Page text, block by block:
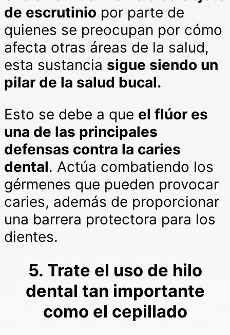
de escrutinio por parte de
quienes se preocupan por cómo
afecta otras áreas de la salud,
esta sustancia sigue siendo un
pilar de la salud bucal.
Esto se debe a que el flúor es
una de las principales
defensas contra la caries
dental. Actúa combatiendo los
gérmenes que pueden provocar
caries, además de proporcionar
una barrera protectora para los
dientes.
5. Trate el uso de hilo
dental tan importante
como el cepillado